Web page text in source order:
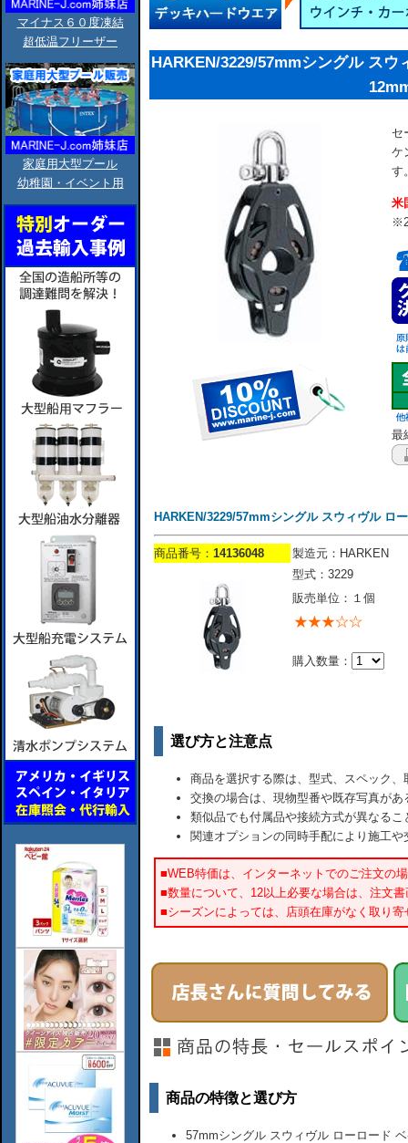
マイナス６０度凍結
超低温フリーザー
家庭用大型プール
幼稚園・イベント用
HARKEN/3229/57mmシングル ス
セ
ケ
す
米
最
HARKEN/3229/57mmシングル スウィヴル ロ
商品番号： 14136048
製造元：HARKEN
型式：3229
販売単位：１個
購入数量：
選び方と注意点
商品を選択する際は、型式、スペック
交換の場合は、現物型番や既存写真が
類似品でも付属品や接続方式が異なるこ
関連オプションの同時手配により施工
■WEB特価は、インターネットでのご注文の
■数量について、12以上必要な場合は、注文
■シーズンによっては、店頭在庫がなく取り
商品の特徴と選び方
57mmシングル スウィヴル ローロード